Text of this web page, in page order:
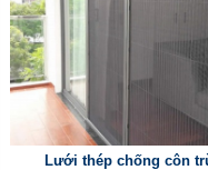
Lưới thép chống côn